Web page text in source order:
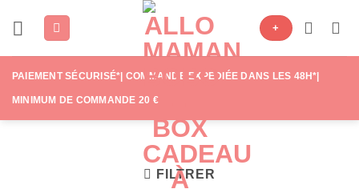
+
PAIEMENT SÉCURISÉ*| COMMANDE EXPÉDIÉE DANS LES 48H*|
MINIMUM DE COMMANDE 20 €
FILTRER